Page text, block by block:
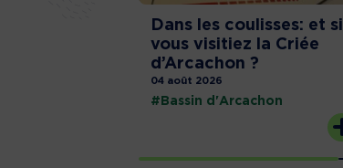
Dans les coulisses: et si
vous visitiez la Criée
d’Arcachon ?
04 août 2026
#Bassin d'Arcachon